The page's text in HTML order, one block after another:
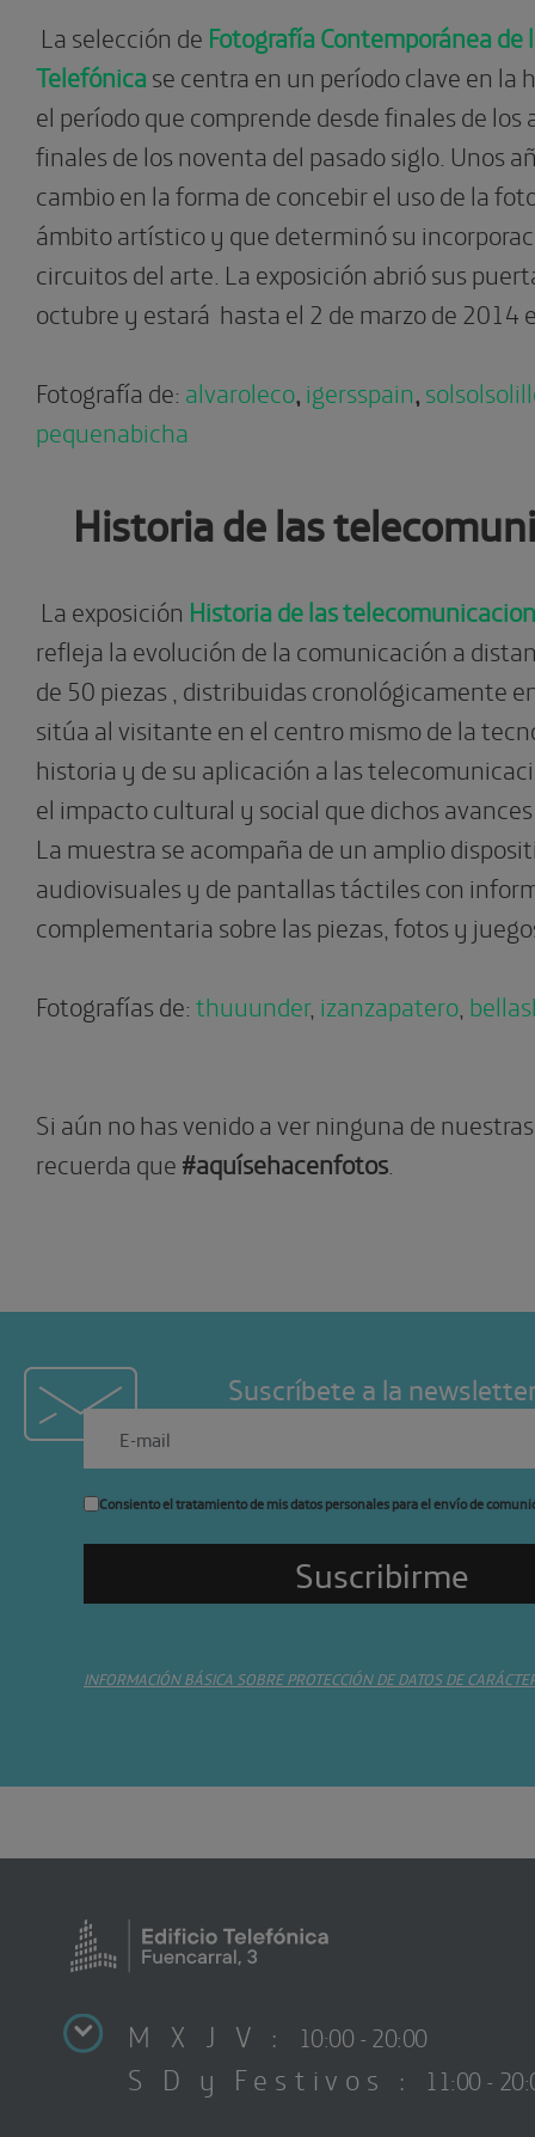
La selección de Fotografía Contemporánea de
Telefónicase centra en un período clave en la
el período que comprende desde finales de los
finales de los noventa del pasado siglo. Unos
cambio en la forma de concebir el uso de la
ámbito artístico y que determinó su
circuitos del arte. La exposición abrió sus
octubre y estará hasta el 2 de marzo de 2014
Fotografía de: alvaroleco,igersspain,
pequenabicha
Historia de las
La exposición Historia de las
refleja la evolución de la comunicación a
de 50 piezas , distribuidas cronológicamente
sitúa al visitante en el centro mismo de la
historia y de su aplicación a las
el impacto cultural y social que dichos
La muestra se acompaña de un amplio
audiovisuales y de pantallas táctiles con
complementaria sobre las piezas, fotos y
Fotografías de:thuuunder, izanzapatero,
Si aún no has venido a ver ninguna de
recuerda que#aquísehacenfotos.
Suscríbete a la
Consiento el tratamiento de mis datos personales para el envío de
INFORMACIÓN BÁSICA SOBRE PROTECCIÓN DE DATOS DE
M X J V : 10:00 - 20:00
S D y Festivos : 11:00 -